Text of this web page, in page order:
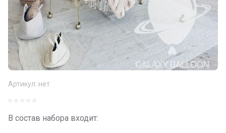
Артикул: нет
В состав набора входит: